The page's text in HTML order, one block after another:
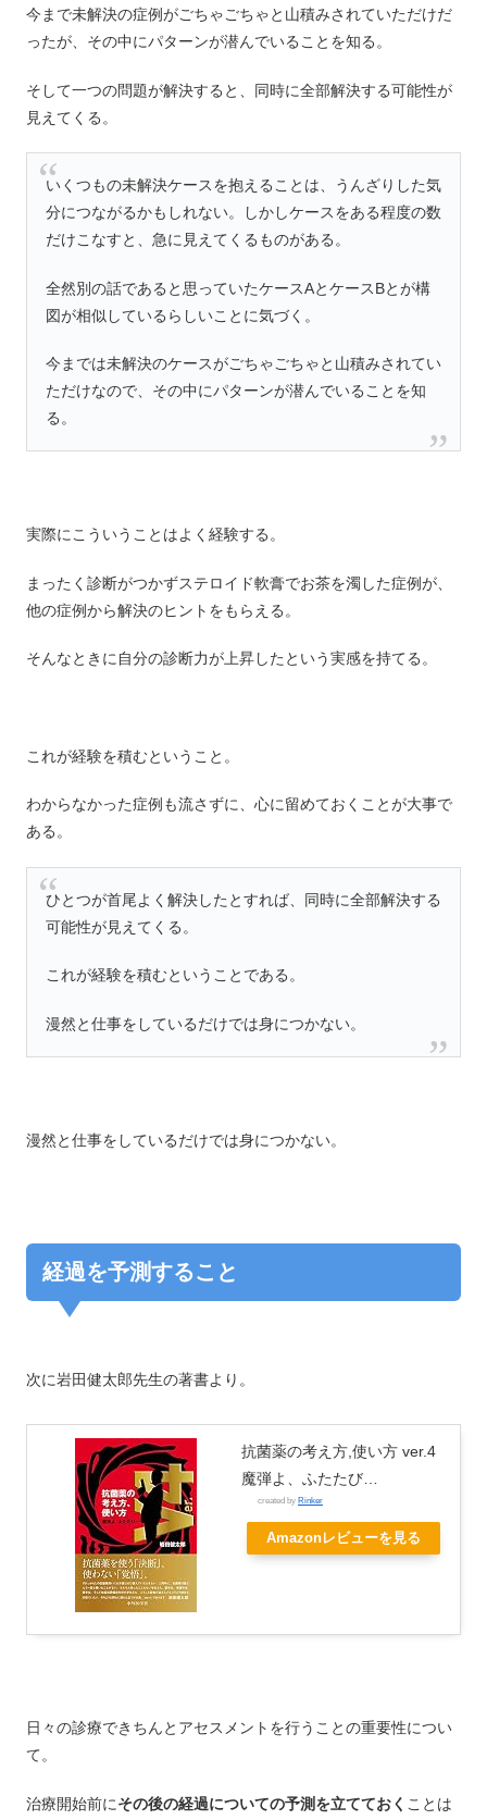
今まで未解決の症例がごちゃごちゃと山積みされていただけだ
ったが、その中にパターンが潜んでいることを知る。
そして一つの問題が解決すると、同時に全部解決する可能性が
見えてくる。
いくつもの未解決ケースを抱えることは、うんざりした気
分につながるかもしれない。しかしケースをある程度の数
だけこなすと、急に見えてくるものがある。
全然別の話であると思っていたケースAとケースBとが構
図が相似しているらしいことに気づく。
今までは未解決のケースがごちゃごちゃと山積みされてい
ただけなので、その中にパターンが潜んでいることを知
る。
実際にこういうことはよく経験する。
まったく診断がつかずステロイド軟膏でお茶を濁した症例が、
他の症例から解決のヒントをもらえる。
そんなときに自分の診断力が上昇したという実感を持てる。
これが経験を積むということ。
わからなかった症例も流さずに、心に留めておくことが大事で
ある。
ひとつが首尾よく解決したとすれば、同時に全部解決する
可能性が見えてくる。
これが経験を積むということである。
漫然と仕事をしているだけでは身につかない。
漫然と仕事をしているだけでは身につかない。
経過を予測すること
次に岩田健太郎先生の著書より。
抗菌薬の考え方,使い方 ver.4
魔弾よ、ふたたび…
created by Rinker
Amazonレビューを見る
日々の診療できちんとアセスメントを行うことの重要性につい
て。
治療開始前にその後の経過についての予測を立てておく ことは